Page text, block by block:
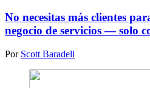
No necesitas más clientes
negocio de servicios — solo
Por Scott Baradell